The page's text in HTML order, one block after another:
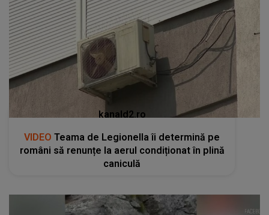
kanald2.ro
VIDEO Teama de Legionella îi determină pe
români să renunțe la aerul condiționat în plină
caniculă